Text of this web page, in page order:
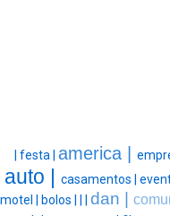
| festa | america |
auto | casamentos |
motel | bolos | | | dan |